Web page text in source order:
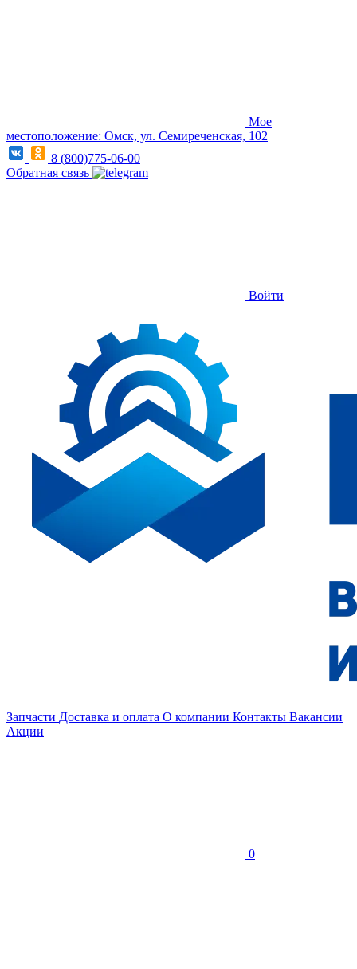
Мое
местоположение: Омск, ул. Семиреченская, 102
8 (800)775-06-00
Обратная связь
Войти
Запчасти Доставка и оплата О компании Контакты Вакансии
Акции
0